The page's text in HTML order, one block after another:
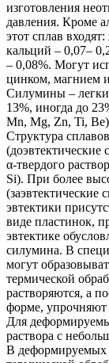
изготовления
давления. Кроме
этот сплав
кальций – 0,07–
– 0,08%. Могут
цинком, магнием
Силумины –
13%, иногда до
Mn, Mg, Zn, Ti,
Структура
(доэвтектические
α-твердого
Si). При более
(заэвтектические
эвтектики
виде пластинок,
эвтектике
силумина. В
могут
термической
растворяются, а
форме, упрочняют
Для
раствора с
В деформируемых